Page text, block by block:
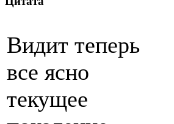
Видит теперь
все ясно
текущее